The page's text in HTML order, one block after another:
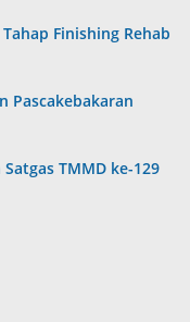
Finishing Rehab
Pascakebakaran
TMMD ke-129